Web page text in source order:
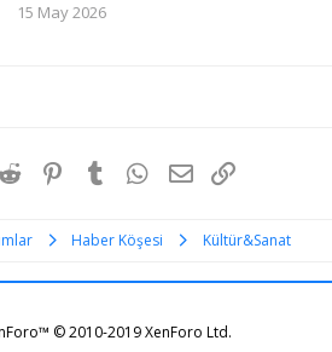
15 May 2026
Reddit Pinterest
Tumblr WhatsApp
E-postaLink
Haber Köşesi Kültür&Sanat
© 2010-2019 XenForo Ltd.